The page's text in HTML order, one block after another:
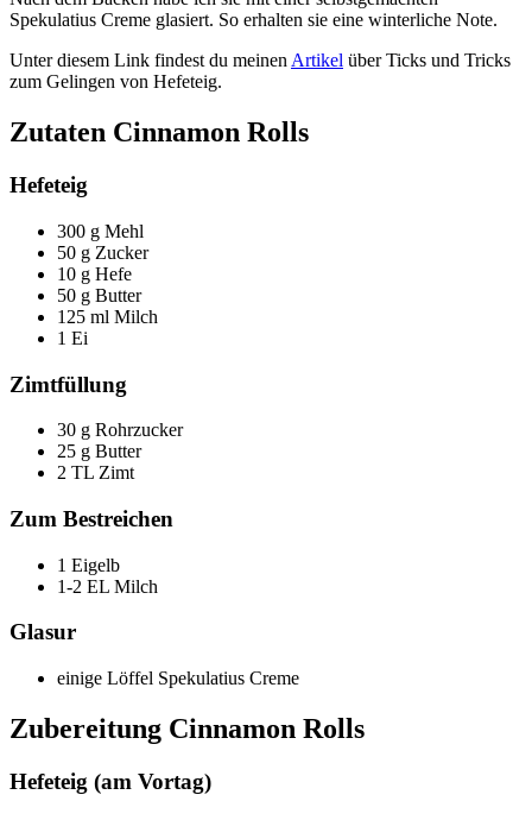
Spekulatius Creme glasiert. So erhalten sie eine winterliche Note.
Unter diesem Link findest du meinen Artikel über Ticks und Tricks
zum Gelingen von Hefeteig.
Zutaten Cinnamon Rolls
Hefeteig
300 g Mehl
50 g Zucker
10 g Hefe
50 g Butter
125 ml Milch
1 Ei
Zimtfüllung
30 g Rohrzucker
25 g Butter
2 TL Zimt
Zum Bestreichen
1 Eigelb
1-2 EL Milch
Glasur
einige Löffel Spekulatius Creme
Zubereitung Cinnamon Rolls
Hefeteig (am Vortag)